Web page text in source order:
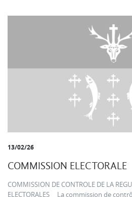
13/02/26
COMMISSION ELECTORALE
COMMISSION DE CONTROLE DE LA
ELECTORALES La commission de